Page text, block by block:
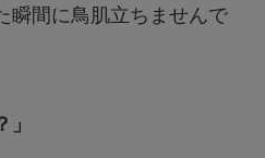
瞬間に鳥肌立ちませんで